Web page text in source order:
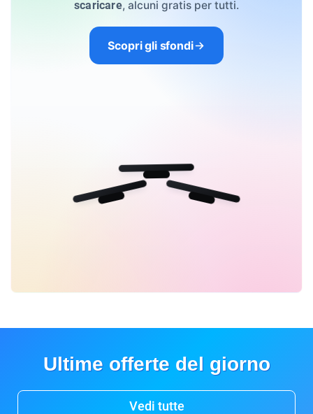
scaricare, alcuni gratis per tutti.
Scopri gli sfondi
Ultime offerte del giorno
Vedi tutte